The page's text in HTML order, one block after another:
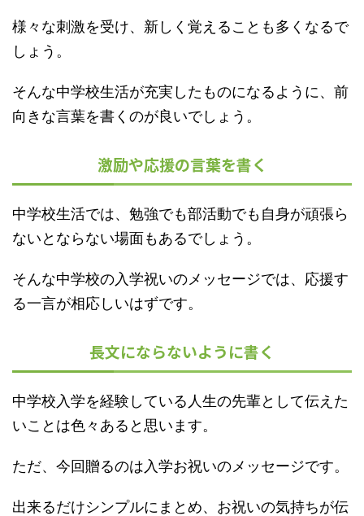
様々な刺激を受け、新しく覚えることも多くなるで
しょう。
そんな中学校生活が充実したものになるように、前
向きな言葉を書くのが良いでしょう。
激励や応援の言葉を書く
中学校生活では、勉強でも部活動でも自身が頑張ら
ないとならない場面もあるでしょう。
そんな中学校の入学祝いのメッセージでは、応援す
る一言が相応しいはずです。
長文にならないように書く
中学校入学を経験している人生の先輩として伝えた
いことは色々あると思います。
ただ、今回贈るのは入学お祝いのメッセージです。
出来るだけシンプルにまとめ、お祝いの気持ちが伝